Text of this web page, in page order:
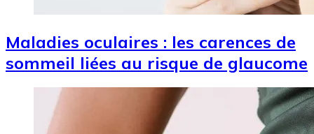
Maladies oculaires : les carences de
sommeil liées au risque de glaucome
Image